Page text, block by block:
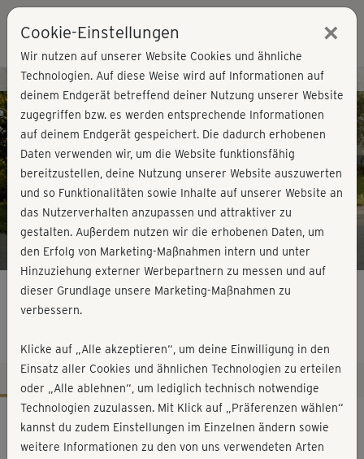
Play
Video
Kursvorschau - Jetzt mitmachen!
BBP Classic 2 - Beine & Po 1
Workout-Facts
mittelschwer
Cookie-Einstellungen ×
Wir nutzen auf unserer Website Cookies und ähnliche
Technologien. Auf diese Weise wird auf Informationen auf
deinem Endgerät betreffend deiner Nutzung unserer Website
zugegriffen bzw. es werden entsprechende Informationen
auf deinem Endgerät gespeichert. Die dadurch erhobenen
Daten verwenden wir, um die Website funktionsfähig
bereitzustellen, deine Nutzung unserer Website auszuwerten
und so Funktionalitäten sowie Inhalte auf unserer Website an
das Nutzerverhalten anzupassen und attraktiver zu
gestalten. Außerdem nutzen wir die erhobenen Daten, um
den Erfolg von Marketing-Maßnahmen intern und unter
Hinzuziehung externer Werbepartnern zu messen und auf
dieser Grundlage unsere Marketing-Maßnahmen zu
verbessern.
Klicke auf „Alle akzeptieren“, um deine Einwilligung in den
Einsatz aller Cookies und ähnlichen Technologien zu erteilen
oder „Alle ablehnen“, um lediglich technisch notwendige
Technologien zuzulassen. Mit Klick auf „Präferenzen wählen“
kannst du zudem Einstellungen im Einzelnen ändern sowie
weitere Informationen zu den von uns verwendeten Arten